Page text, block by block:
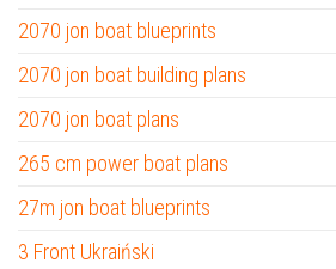
2070 jon boat blueprints
2070 jon boat building plans
2070 jon boat plans
265 cm power boat plans
27m jon boat blueprints
3 Front Ukraiński